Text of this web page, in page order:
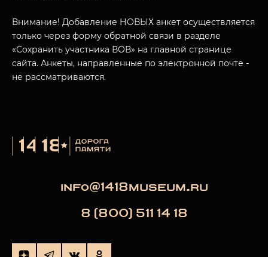
МУЗЕЙНЫЙ КОМПЛЕКС
ПОСЕТИТЕЛЯМ
НАЗАД
Внимание! Добавление НОВЫХ анкет осуществляется
только через форму обратной связи в разделе
«Сохранить участника ВОВ» на главной странице
сайта. Анкеты, направленные по электронной почте -
не рассматриваются.
info@1418museum.ru
8 (800) 511 14 18